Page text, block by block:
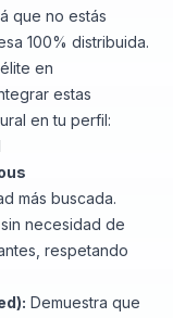
que no estás
100% distribuida.
en
estas
en tu perfil:
más buscada.
necesidad de
respetando
Demuestra que